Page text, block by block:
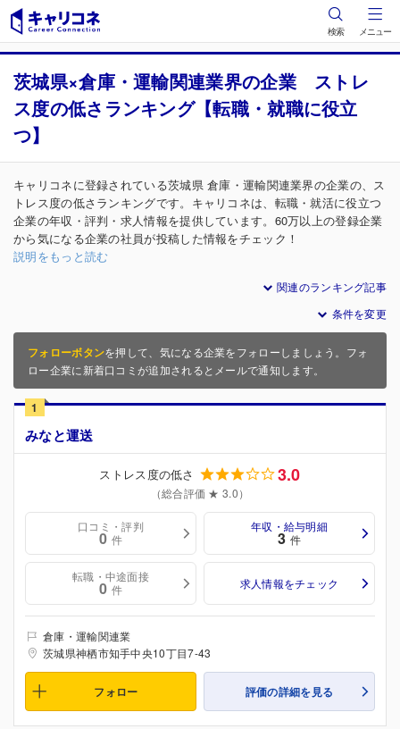
検索 メニュー
茨城県×倉庫・運輸関連業界の企業 ストレ
ス度の低さランキング【転職・就職に役立
つ】
キャリコネに登録されている茨城県 倉庫・運輸関連業界の企業の、ス
トレス度の低さランキングです。キャリコネは、転職・就活に役立つ
企業の年収・評判・求人情報を提供しています。60万以上の登録企業
から気になる企業の社員が投稿した情報をチェック！
説明をもっと読む
関連のランキング記事
条件を変更
フォローボタンを押して、気になる企業をフォローしましょう。フォ
ロー企業に新着口コミが追加されるとメールで通知します。
1
みなと運送
ストレス度の低さ 3.0
（総合評価 ★ 3.0）
口コミ・評判
0 件
年収・給与明細
3 件
転職・中途面接
0 件 求人情報をチェック
倉庫・運輸関連業
茨城県神栖市知手中央10丁目7-43
フォロー 評価の詳細を見る